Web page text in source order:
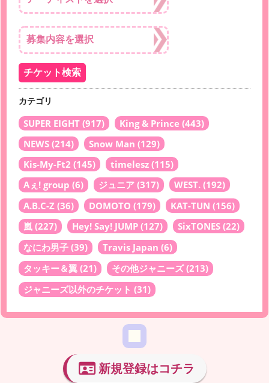
カテゴリ
SUPER EIGHT (917) King & Prince (443)
NEWS (214) Snow Man (129)
Kis-My-Ft2 (145) timelesz (115)
Aぇ! group (6) ジュニア (317) WEST. (192)
A.B.C-Z (36) DOMOTO (179) KAT-TUN (156)
嵐 (227) Hey! Say! JUMP (127) SixTONES (22)
なにわ男子 (39) Travis Japan (6)
タッキー＆翼 (21) その他ジャニーズ(213)
ジャニーズ以外のチケット (31)
新規登録はコチラ